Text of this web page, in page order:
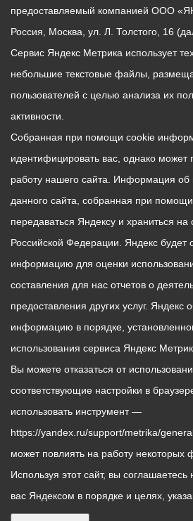
предоставляемый компанией ООО
Россия, Москва, ул. Л. Толстого, 16
Сервис Яндекс Метрика использует
небольшие текстовые файлы,
пользователей с целью анализа их
активности.
Собранная при помощи cookie
идентифицировать вас, однако может
работу нашего сайта. Информация об
данного сайта, собранная при
передаваться Яндексу и храниться
Российской Федерации. Яндекс будет
информацию для оценки
составления для нас отчетов о
предоставления других услуг. Яндекс
информацию в порядке,
использования сервиса Яндекс
Вы можете отказаться от
соответствующие настройки в
использовать инструмент —
https://yandex.ru/support/metrika/
может повлиять на работу некоторых
Используя этот сайт, вы
вас Яндексом в порядке и целях,